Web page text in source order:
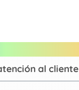
al cliente